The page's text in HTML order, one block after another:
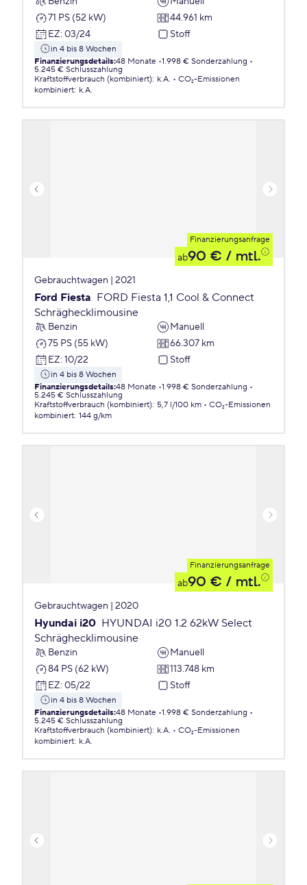
71 PS (52 kW)
44.961 km
EZ: 03/24 Stoff
in 4 bis 8 Wochen
Finanzierungsdetails:48 Monate 1.998 € Sonderzahlung
5.245 € Schlusszahlung
Kraftstoffverbrauch (kombiniert): k.A.
CO₂-Emissionen
kombiniert: k.A.
Finanzierungsanfrage
ab90 € / mtl.
Gebrauchtwagen | 2021
Ford Fiesta FORD Fiesta 1,1 Cool & Connect
Schräghecklimousine
Benzin
Manuell
75 PS (55 kW)
66.307 km
EZ: 10/22 Stoff
in 4 bis 8 Wochen
Finanzierungsdetails:48 Monate 1.998 € Sonderzahlung
5.245 € Schlusszahlung
Kraftstoffverbrauch (kombiniert): 5,7 l/100 km
CO₂-Emissionen
kombiniert: 144 g/km
Finanzierungsanfrage
ab90 € / mtl.
Gebrauchtwagen | 2020
Hyundai i20 HYUNDAI i20 1.2 62kW Select
Schräghecklimousine
Benzin
Manuell
84 PS (62 kW)
113.748 km
EZ: 05/22 Stoff
in 4 bis 8 Wochen
Finanzierungsdetails:48 Monate 1.998 € Sonderzahlung
5.245 € Schlusszahlung
Kraftstoffverbrauch (kombiniert): k.A.
CO₂-Emissionen
kombiniert: k.A.